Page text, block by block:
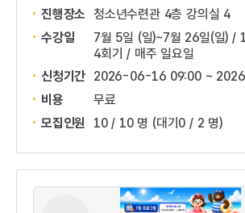
진행장소 청소년수련관 4층 강의실 4
수강일
7월 5일 (일)~7월 26일(일) /
4회기 / 매주 일요일
신청기간 2026-06-16 09:00 ~
비용
무료
모집인원
10 / 10 명 (대기0 / 2 명)